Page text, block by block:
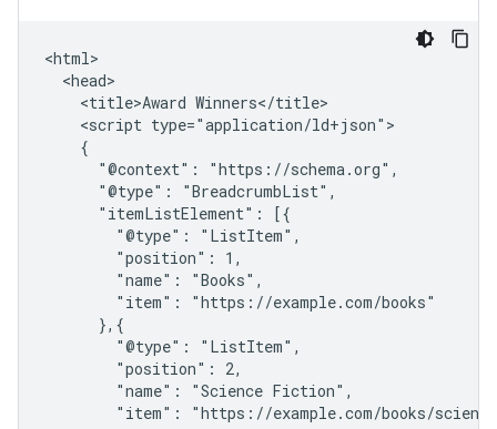
<html>
  <head>
    <title>Award Winners</title>
    <script type="application/ld+json">
    {
      "@context": "https://schema.org",
      "@type": "BreadcrumbList",
      "itemListElement": [{
        "@type": "ListItem",
        "position": 1,
        "name": "Books",
        "item": "https://example.com/books"
      },{
        "@type": "ListItem",
        "position": 2,
        "name": "Science Fiction",
"item": "https://example.com/books/